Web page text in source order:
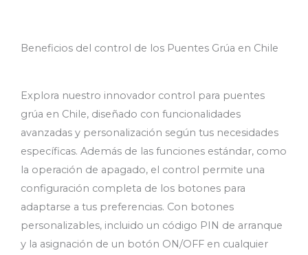
Beneficios del control de los Puentes Grúa en Chile
Explora nuestro innovador control para puentes
grúa en Chile, diseñado con funcionalidades
avanzadas y personalización según tus necesidades
específicas. Además de las funciones estándar, como
la operación de apagado, el control permite una
configuración completa de los botones para
adaptarse a tus preferencias. Con botones
personalizables, incluido un código PIN de arranque
y la asignación de un botón ON/OFF en cualquier